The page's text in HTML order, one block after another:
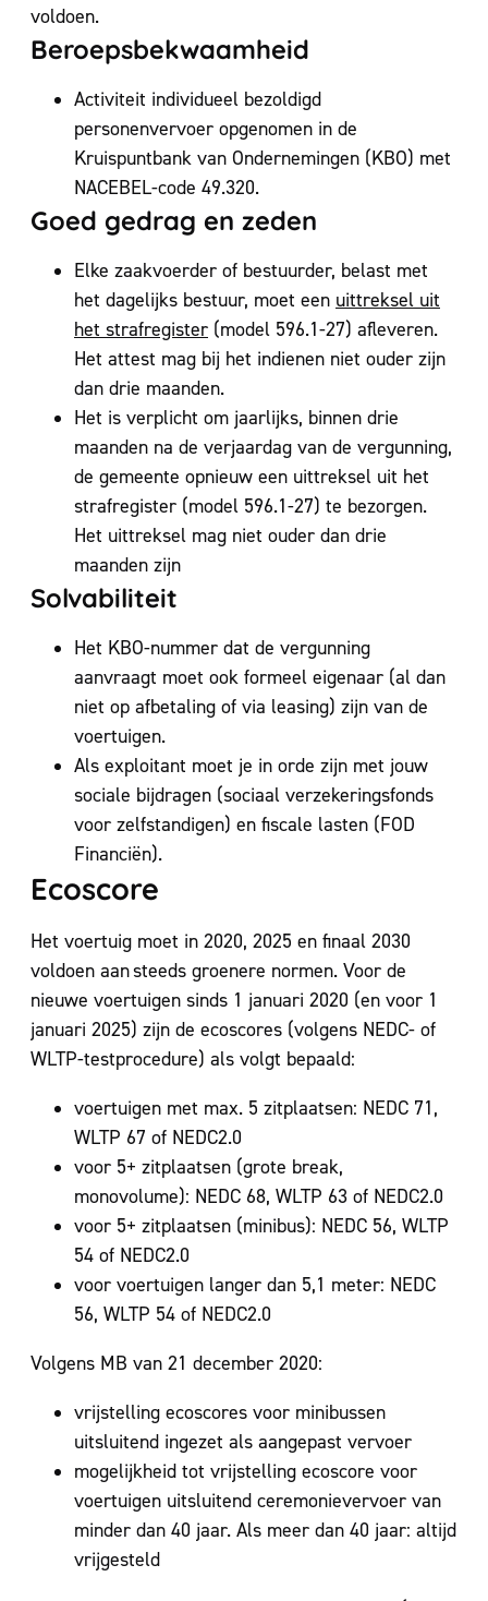
voldoen.
Beroepsbekwaamheid
Activiteit individueel bezoldigd
personenvervoer opgenomen in de
Kruispuntbank van Ondernemingen (KBO) met
NACEBEL-code 49.320.
Goed gedrag en zeden
Elke zaakvoerder of bestuurder, belast met
het dagelijks bestuur, moet een uittreksel uit
het strafregister (model 596.1-27) afleveren.
Het attest mag bij het indienen niet ouder zijn
dan drie maanden.
Het is verplicht om jaarlijks, binnen drie
maanden na de verjaardag van de vergunning,
de gemeente opnieuw een uittreksel uit het
strafregister (model 596.1-27) te bezorgen.
Het uittreksel mag niet ouder dan drie
maanden zijn
Solvabiliteit
Het KBO-nummer dat de vergunning
aanvraagt moet ook formeel eigenaar (al dan
niet op afbetaling of via leasing) zijn van de
voertuigen.
Als exploitant moet je in orde zijn met jouw
sociale bijdragen (sociaal verzekeringsfonds
voor zelfstandigen) en fiscale lasten (FOD
Financiën).
Ecoscore
Het voertuig moet in 2020, 2025 en finaal 2030
voldoen aan steeds groenere normen. Voor de
nieuwe voertuigen sinds 1 januari 2020 (en voor 1
januari 2025) zijn de ecoscores (volgens NEDC- of
WLTP-testprocedure) als volgt bepaald:
voertuigen met max. 5 zitplaatsen: NEDC 71,
WLTP 67 of NEDC2.0
voor 5+ zitplaatsen (grote break,
monovolume): NEDC 68, WLTP 63 of NEDC2.0
voor 5+ zitplaatsen (minibus): NEDC 56, WLTP
54 of NEDC2.0
voor voertuigen langer dan 5,1 meter: NEDC
56, WLTP 54 of NEDC2.0
Volgens MB van 21 december 2020:
vrijstelling ecoscores voor minibussen
uitsluitend ingezet als aangepast vervoer
mogelijkheid tot vrijstelling ecoscore voor
voertuigen uitsluitend ceremonievervoer van
minder dan 40 jaar. Als meer dan 40 jaar: altijd
vrijgesteld